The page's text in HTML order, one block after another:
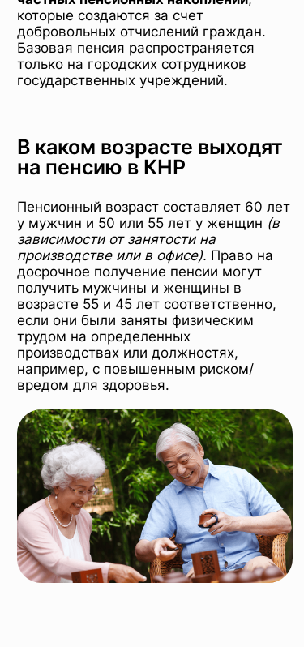
которые создаются за счет
добровольных отчислений граждан.
Базовая пенсия распространяется
только на городских сотрудников
государственных учреждений.
В каком возрасте выходят
на пенсию в КНР
Пенсионный возраст составляет 60 лет
у мужчин и 50 или 55 лет у женщин (в
зависимости от занятости на
производстве или в офисе). Право на
досрочное получение пенсии могут
получить мужчины и женщины в
возрасте 55 и 45 лет соответственно,
если они были заняты физическим
трудом на определенных
производствах или должностях,
например, с повышенным риском/
вредом для здоровья.